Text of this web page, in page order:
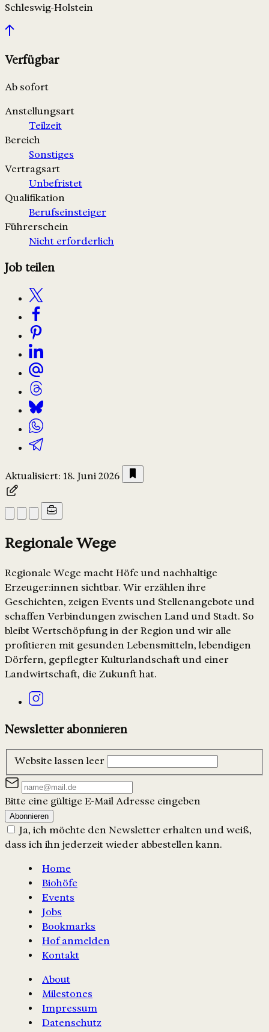
Schleswig-Holstein
Verfügbar
Ab sofort
Anstellungsart
Teilzeit
Bereich
Sonstiges
Vertragsart
Unbefristet
Qualifikation
Berufseinsteiger
Führerschein
Nicht erforderlich
Job teilen
Aktualisiert: 18. Juni 2026
Regionale Wege
Regionale Wege macht Höfe und nachhaltige
Erzeuger:innen sichtbar. Wir erzählen ihre
Geschichten, zeigen Events und Stellenangebote und
schaffen Verbindungen zwischen Land und Stadt. So
bleibt Wertschöpfung in der Region und wir alle
profitieren mit gesunden Lebensmitteln, lebendigen
Dörfern, gepflegter Kulturlandschaft und einer
Landwirtschaft, die Zukunft hat.
Newsletter abonnieren
Website lassen leer
Bitte eine gültige E-Mail Adresse eingeben
Abonnieren
Ja, ich möchte den Newsletter erhalten und weiß,
dass ich ihn jederzeit wieder abbestellen kann.
Home
Biohöfe
Events
Jobs
Bookmarks
Hof anmelden
Kontakt
About
Milestones
Impressum
Datenschutz